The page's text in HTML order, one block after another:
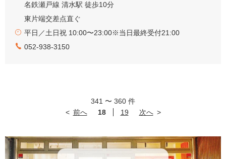
名鉄瀬戸線 清水駅 徒歩10分
東片端交差点直ぐ
平日／土日祝 10:00〜23:00※当日最終受付21:00
052-938-3150
341 〜 360 件
前へ
18 19 次へ